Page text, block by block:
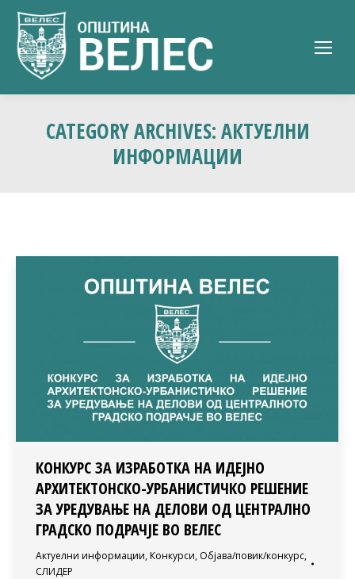
CATEGORY ARCHIVES:АКТУЕЛНИ
ИНФОРМАЦИИ
КОНКУРС ЗА ИЗРАБОТКА НА ИДЕЈНО
АРХИТЕКТОНСКО-УРБАНИСТИЧКО РЕШЕНИЕ
ЗА УРЕДУВАЊЕ НА ДЕЛОВИ ОД ЦЕНТРАЛНО
ГРАДСКО ПОДРАЧЈЕ ВО ВЕЛЕС
Актуелни информации, Конкурси, Објава/повик/конкурс,
СЛИДЕР